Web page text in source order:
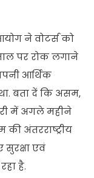
ने वोटर्स को
पर रोक लगाने
आर्थिक
बता दें कि असम,
में अगले महीने
अंतरराष्ट्रीय
एवं
है.